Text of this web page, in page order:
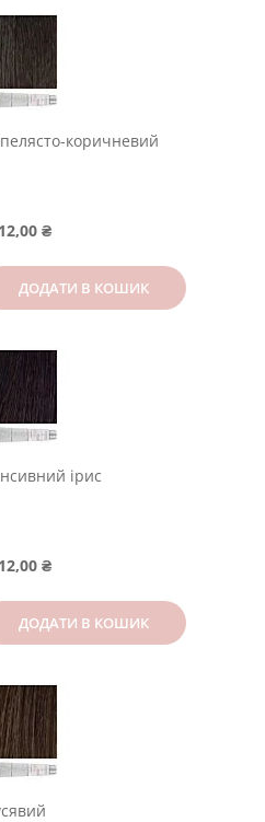
коричневий
₴
ДОДАТИ В КОШИК
ірис
₴
ДОДАТИ В КОШИК